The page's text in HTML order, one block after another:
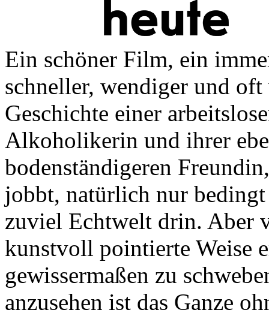
Ein schöner Film, ein
schneller, wendiger und
Geschichte einer
Alkoholikerin und ihrer
bodenständigeren
jobbt, natürlich nur
zuviel Echtwelt drin. Aber
kunstvoll pointierte Weise
gewissermaßen zu
anzusehen ist das Ganze